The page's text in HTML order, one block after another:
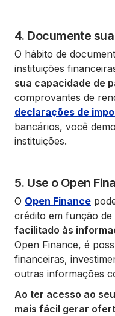
4. Documente
O hábito de
instituições
sua capacidade de
comprovantes de
declarações de
bancários, você
instituições.
5. Use o Open
O Open Finance
crédito em função
facilitado às
Open Finance, é
financeiras,
outras informações
Ao ter acesso ao
mais fácil gerar